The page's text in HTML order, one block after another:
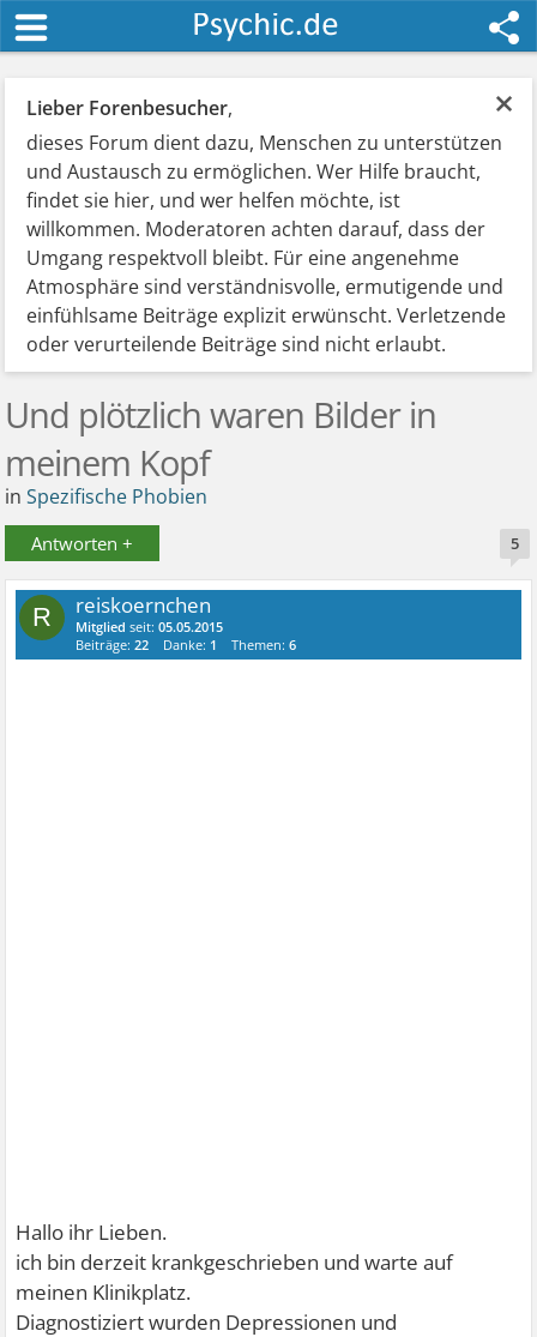
×
Lieber Forenbesucher,
dieses Forum dient dazu, Menschen zu unterstützen
und Austausch zu ermöglichen. Wer Hilfe braucht,
findet sie hier, und wer helfen möchte, ist
willkommen. Moderatoren achten darauf, dass der
Umgang respektvoll bleibt. Für eine angenehme
Atmosphäre sind verständnisvolle, ermutigende und
einfühlsame Beiträge explizit erwünscht. Verletzende
oder verurteilende Beiträge sind nicht erlaubt.
Und plötzlich waren Bilder in
meinem Kopf
inSpezifische Phobien
Antworten + 5
R reiskoernchen
Mitglied seit:05.05.2015
Beiträge:22 Danke: 1 Themen:6
Hallo ihr Lieben.
ich bin derzeit krankgeschrieben und warte auf
meinen Klinikplatz.
Diagnostiziert wurden Depressionen und